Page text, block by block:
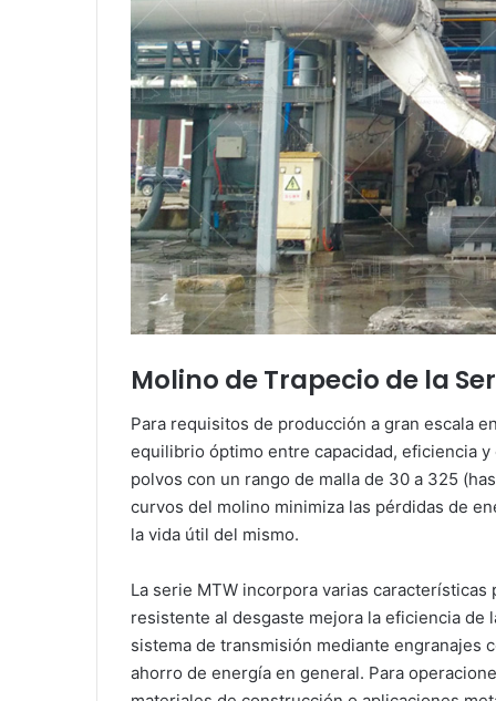
Molino de Trapecio de la
Para requisitos de producción a gran escala
equilibrio óptimo entre capacidad, eficiencia
polvos con un rango de malla de 30 a 325
curvos del molino minimiza las pérdidas de
la vida útil del mismo.
La serie MTW incorpora varias
resistente al desgaste mejora la eficiencia de
sistema de transmisión mediante engranajes
ahorro de energía en general. Para